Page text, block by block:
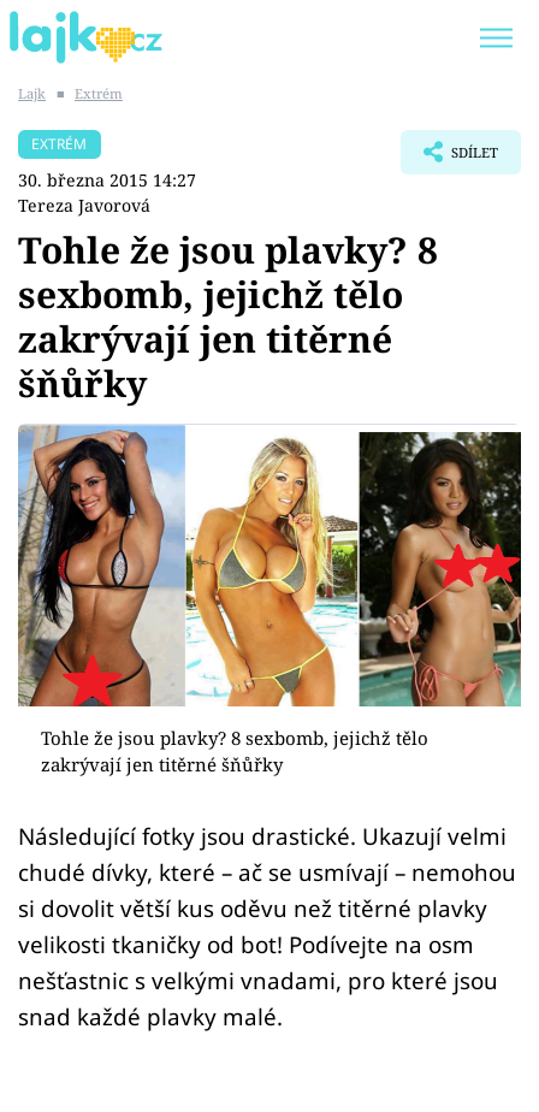
SHOPAHOLICADEL
Témata
Showbyznys
Youtubeři
Virály
Sex a vztahy
Videa
Sledujte prima+
Přihlášení
Sledujte nás
Lajk ■ Extrém
EXTRÉM
30. března 2015 14:27
Tereza Javorová
SDÍLET
Tohle že jsou plavky? 8
sexbomb, jejichž tělo
zakrývají jen titěrné
šňůřky
Tohle že jsou plavky? 8 sexbomb, jejichž tělo
zakrývají jen titěrné šňůřky
Následující fotky jsou drastické. Ukazují velmi
chudé dívky, které – ač se usmívají – nemohou
si dovolit větší kus oděvu než titěrné plavky
velikosti tkaničky od bot! Podívejte na osm
nešťastnic s velkými vnadami, pro které jsou
snad každé plavky malé.